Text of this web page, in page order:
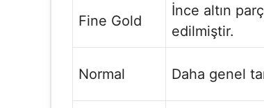
Fine Gold
İnce altın
edilmiştir.
Normal Daha genel